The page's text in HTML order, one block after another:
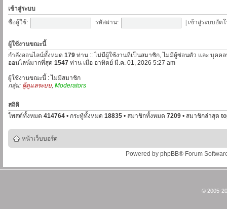
เข้าสู่ระบบ
ชื่อผู้ใช้:
รหัสผ่าน: เข้าสู่ระบบอัต
ผู้ใช้งานขณะนี้
กำลังออนไลน์ทั้งหมด 179 ท่าน :: ไม่มีผู้ใช้งานที่เป็นสมาชิก, ไม่มีผู้ซ่อนตัว และ บุคค
ออนไลน์มากที่สุด 1547 ท่าน เมื่อ อาทิตย์ มี.ค. 01, 2026 5:27 am
ผู้ใช้งานขณะนี้ : ไม่มีสมาชิก
กลุ่ม: ผู้ดูแลระบบ, Moderators
สถิติ
โพสต์ทั้งหมด 414764 • กระทู้ทั้งหมด 18835 • สมาชิกทั้งหมด 7209 • สมาชิกล่าสุด
หน้าเว็บบอร์ด
Powered by phpBB® Forum
© 2005-